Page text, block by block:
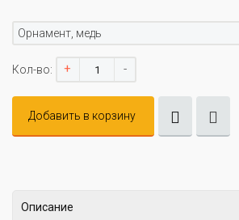
Орнамент, медь
Кол-во: + -
Добавить в корзину
Описание